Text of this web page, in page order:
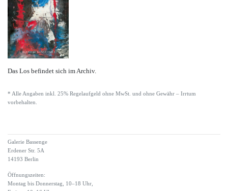
Das Los befindet sich im Archiv.
* Alle Angaben inkl. 25% Regelaufgeld ohne MwSt. und ohne Gewähr – Irrtum
vorbehalten.
Galerie Bassenge
Erdener Str. 5A
14193 Berlin
Öffnungszeiten:
Montag bis Donnerstag, 10–18 Uhr,